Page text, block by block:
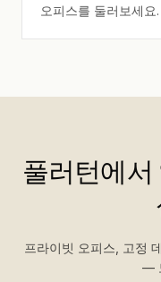
오피스를 둘러보세요.
풀러턴에
프라이빗 오피스, 고정
—